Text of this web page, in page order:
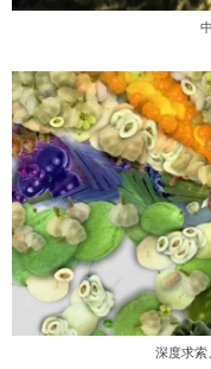
深度求索